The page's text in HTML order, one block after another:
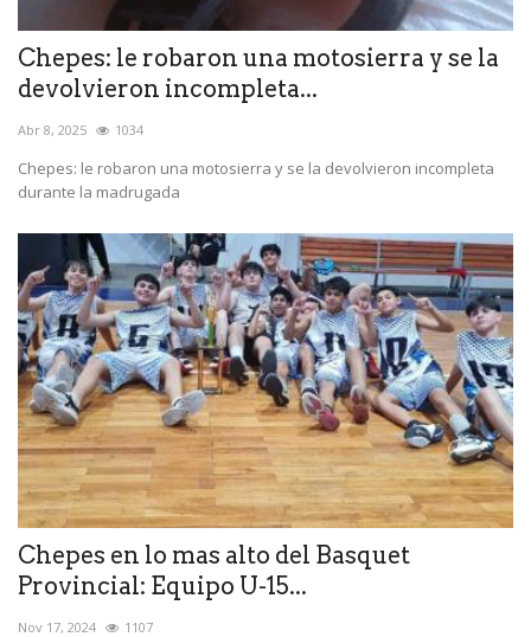
Chepes: le robaron una motosierra y se la
devolvieron incompleta...
Abr 8, 2025 1034
Chepes: le robaron una motosierra y se la devolvieron incompleta
durante la madrugada
Chepes en lo mas alto del Basquet
Provincial: Equipo U-15...
Nov 17, 2024 1107